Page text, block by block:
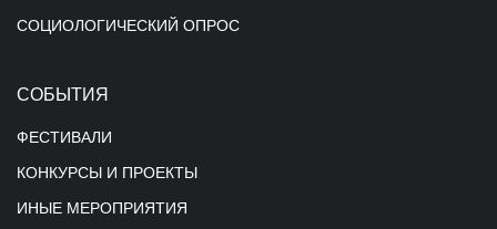
СОЦИОЛОГИЧЕСКИЙ ОПРОС
СОБЫТИЯ
ФЕСТИВАЛИ
КОНКУРСЫ И ПРОЕКТЫ
ИНЫЕ МЕРОПРИЯТИЯ